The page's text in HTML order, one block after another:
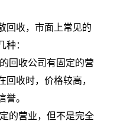
回收，市面上常见的
种：
回收公司有固定的营
回收时，价格较高，
誉。
的营业，但不是完全